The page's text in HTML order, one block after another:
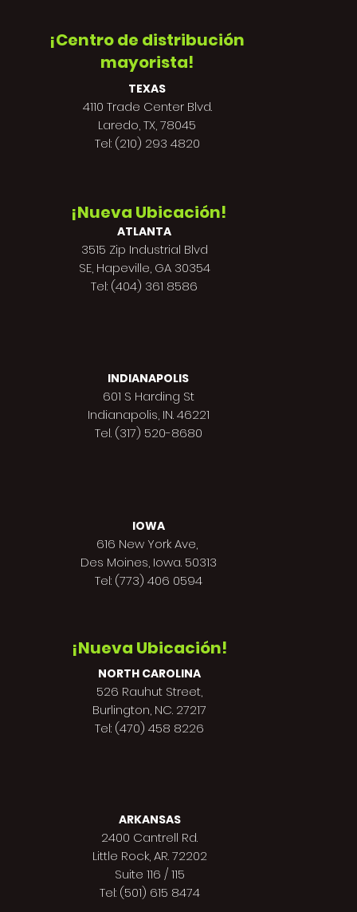
¡Centro de distribución
mayorista!
TEXAS
4110 Trade Center Blvd.
Laredo, TX, 78045
Tel: (210) 293 4820
¡Nueva Ubicación!
ATLANTA
3515 Zip Industrial Blvd
SE, Hapeville, GA 30354
Tel: (404) 361 8586
INDIANAPOLIS
601 S Harding St
Indianapolis, IN. 46221
Tel. (317) 520-8680
IOWA
616 New York Ave,
Des Moines, Iowa. 50313
Tel: (773) 406 0594
¡Nueva Ubicación!
NORTH CAROLINA
526 Rauhut Street,
Burlington, NC. 27217
Tel: (470) 458 8226
ARKANSAS
2400 Cantrell Rd.
Little Rock, AR. 72202
Suite 116 / 115
Tel: (501) 615 8474